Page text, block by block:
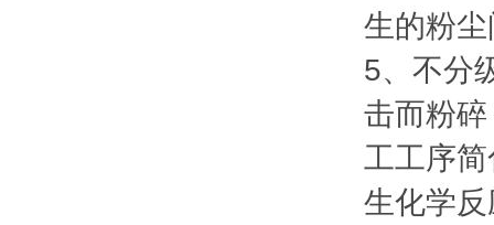
生的粉
5、不分
击而粉
工工序
生化学